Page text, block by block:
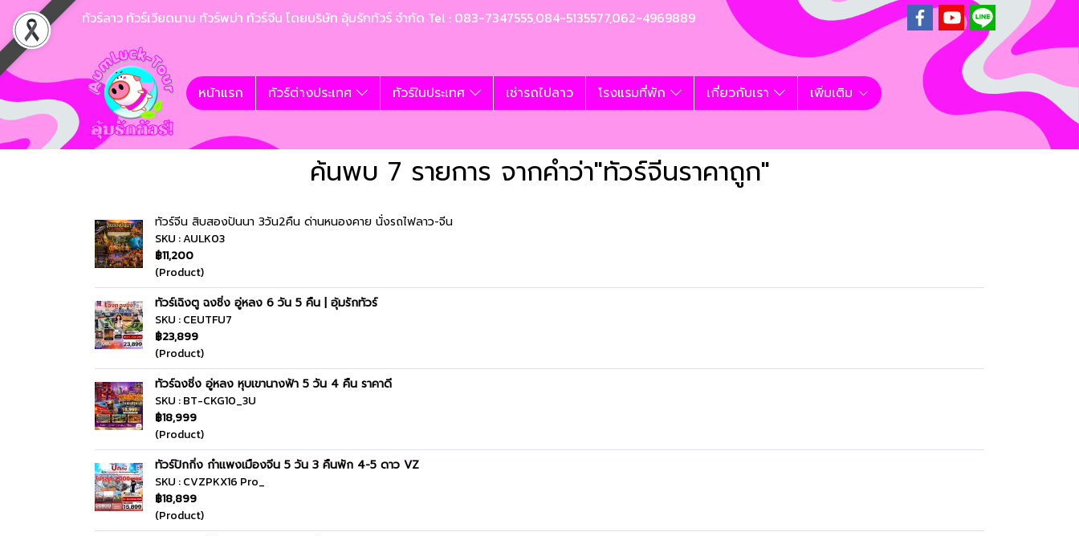
ทัวร์ลาว ทัวร์เวียดนาม ทัวร์พม่า ทัวร์จีน โดยบริษัท อุ้มรักทัวร์ จำกัด Tel : 083-7347555,084-5135577,062-4969889
หน้าแรก ทัวร์ต่างประเทศ ทัวร์ในประเทศ เช่ารถไปลาว โรงแรมที่พัก เกี่ยวกับเรา เพิ่มเติม
ค้นพบ 7 รายการ จากคำว่า"ทัวร์จีนราคาถูก"
ทัวร์จีน สิบสองปันนา 3วัน2คืน ด่านหนองคาย นั่งรถไฟลาว-จีน
SKU : AULK03
฿11,200
(Product)
ทัวร์เฉิงตู ฉงชิ่ง อู่หลง 6 วัน 5 คืน | อุ้มรักทัวร์
SKU : CEUTFU7
฿23,899
(Product)
ทัวร์ฉงชิ่ง อู่หลง หุบเขานางฟ้า 5 วัน 4 คืน ราคาดี
SKU : BT-CKG10_3U
฿18,999
(Product)
ทัวร์ปักกิ่ง กำแพงเมืองจีน 5 วัน 3 คืนพัก 4-5 ดาว VZ
SKU : CVZPKX16 Pro_
฿18,899
(Product)